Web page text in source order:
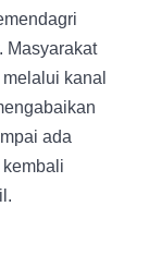
Masyarakat
kanal
ada